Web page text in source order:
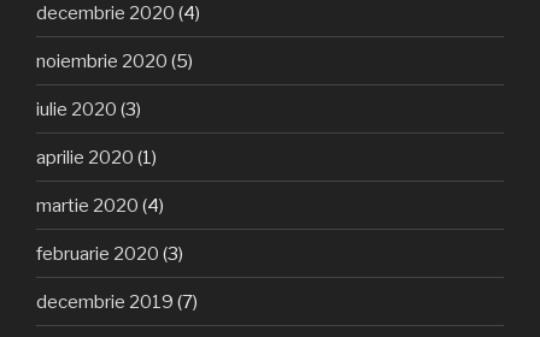
decembrie 2020 (4)
noiembrie 2020 (5)
iulie 2020 (3)
aprilie 2020 (1)
martie 2020 (4)
februarie 2020 (3)
decembrie 2019 (7)